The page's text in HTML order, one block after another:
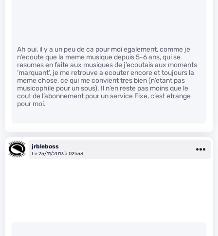
Ah oui, il y a un peu de ca pour moi egalement, comme je
n’ecoute que la meme musique depuis 5-6 ans, qui se
resumes en faite aux musiques de j’ecoutais aux moments
‘marquant’, je me retrouve a ecouter encore et toujours la
meme chose, ce qui me convient tres bien (n’etant pas
musicophile pour un sous). Il n’en reste pas moins que le
cout de l’abonnement pour un service Fixe, c’est etrange
pour moi.
jrbleboss
Le 25/11/2013 à 02h53